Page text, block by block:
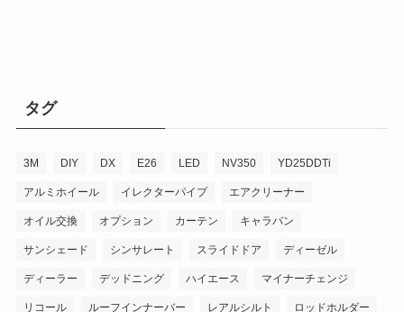
タグ
3M DIY DX E26 LED NV350 YD25DDTi
アルミホイール イレクターパイプ エアクリーナー
オイル交換 オプション カーテン キャラバン
サンシェード シンサレート スライドドア ディーゼル
ディーラー デッドニング ハイエース マイナーチェンジ
リコール ルーフインナーバー レアルシルト ロッドホルダー